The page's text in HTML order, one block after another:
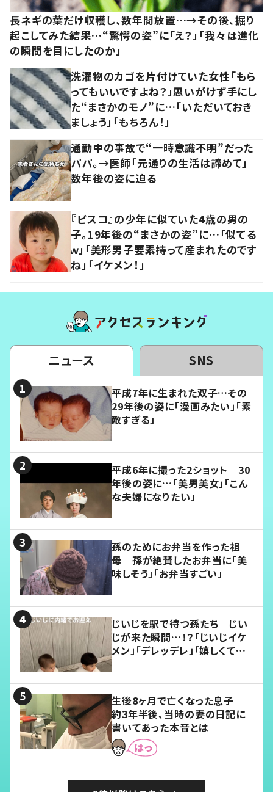
長ネギの葉だけ収穫し、数年間放置…→その後、掘り
起こしてみた結果…“驚愕の姿”に「え？」「我々は進化
の瞬間を目にしたのか」
洗濯物のカゴを片付けていた女性「もら
ってもいいですよね？」思いがけず手にし
た“まさかのモノ”に…「いただいておき
ましょう」「もちろん！」
通勤中の事故で“一時意識不明”だった
パパ。→医師「元通りの生活は諦めて」
数年後の姿に迫る
『ビスコ』の少年に似ていた4歳の男の
子。19年後の“まさかの姿”に…「似てる
ｗ」「美形男子要素持って産まれたのです
ね」「イケメン！」
ニュース SNS
平成7年に生まれた双子…その
29年後の姿に「漫画みたい」「素
敵すぎる」
平成6年に撮った2ショット 30
年後の姿に…「美男美女」「こん
な夫婦になりたい」
孫のためにお弁当を作った祖
母 孫が絶賛したお弁当に「美
味しそう」「お弁当すごい」
じいじを駅で待つ孫たち じい
じが来た瞬間…！？「じいじイケ
メン」「デレッデレ」「嬉しくて可
生後8ヶ月で亡くなった息子
約3年半後、当時の妻の日記に
書いてあった本音とは